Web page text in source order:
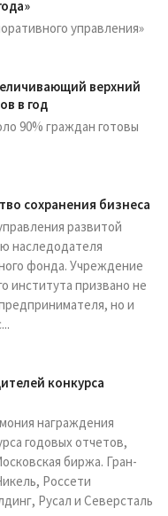
управления»
верхний
в год
90% граждан готовы
сохранения бизнеса
развитой
наследодателя
фонда. Учреждение
института призвано не
но и
конкурса
награждения
годовых отчетов,
биржа. Гран-
Россети
Русал и Северсталь